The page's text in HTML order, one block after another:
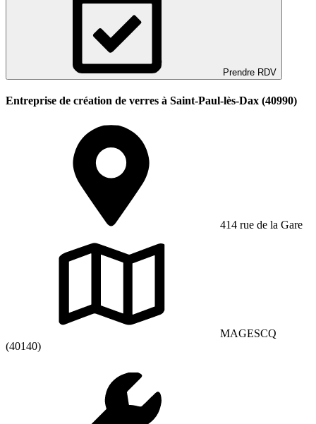
Prendre RDV
Entreprise de création de verres à Saint-Paul-lès-Dax (40990)
414 rue de la Gare
MAGESCQ
(40140)